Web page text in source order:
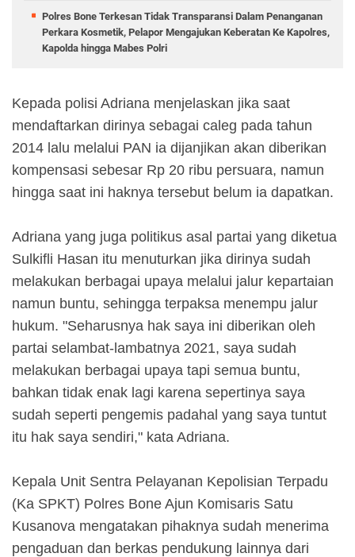
Polres Bone Terkesan Tidak Transparansi Dalam Penanganan
Perkara Kosmetik, Pelapor Mengajukan Keberatan Ke Kapolres,
Kapolda hingga Mabes Polri
Kepada polisi Adriana menjelaskan jika saat
mendaftarkan dirinya sebagai caleg pada tahun
2014 lalu melalui PAN ia dijanjikan akan diberikan
kompensasi sebesar Rp 20 ribu persuara, namun
hingga saat ini haknya tersebut belum ia dapatkan.
Adriana yang juga politikus asal partai yang diketua
Sulkifli Hasan itu menuturkan jika dirinya sudah
melakukan berbagai upaya melalui jalur kepartaian
namun buntu, sehingga terpaksa menempu jalur
hukum. "Seharusnya hak saya ini diberikan oleh
partai selambat-lambatnya 2021, saya sudah
melakukan berbagai upaya tapi semua buntu,
bahkan tidak enak lagi karena sepertinya saya
sudah seperti pengemis padahal yang saya tuntut
itu hak saya sendiri," kata Adriana.
Kepala Unit Sentra Pelayanan Kepolisian Terpadu
(Ka SPKT) Polres Bone Ajun Komisaris Satu
Kusanova mengatakan pihaknya sudah menerima
pengaduan dan berkas pendukung lainnya dari